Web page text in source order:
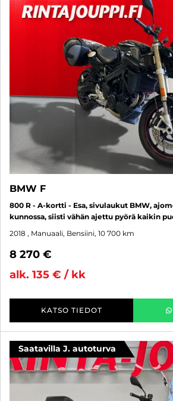
BMW F
800 R - A-kortti - Esa, sivulaukut BMW,
kunnossa, siisti vähän ajettu pyörä kaikin
2018 , Manuaali, Bensiini, 10 700 km
8 270 €
alk. 135 € / kk
KATSO TIEDOT
Saatavilla J. autoturva